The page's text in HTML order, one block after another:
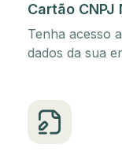
Cartão CNPJ
Tenha acesso
dados da sua